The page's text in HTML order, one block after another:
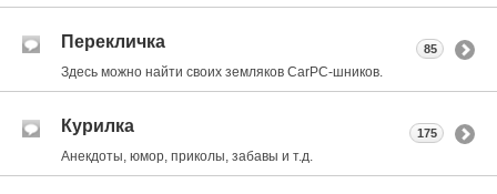
Перекличка
Здесь можно найти своих земляков CarPC-шников.
85
Курилка
Анекдоты, юмор, приколы, забавы и т.д.
175